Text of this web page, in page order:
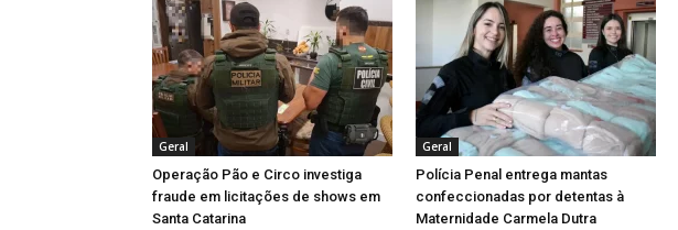
Geral
Operação Pão e Circo investiga
fraude em licitações de shows em
Santa Catarina
Geral
Polícia Penal entrega mantas
confeccionadas por detentas à
Maternidade Carmela Dutra